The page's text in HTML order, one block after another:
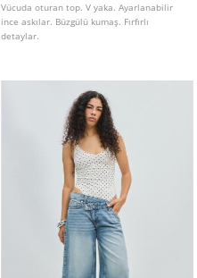
Vücuda oturan top. V yaka. Ayarlanabilir
ince askılar. Büzgülü kumaş. Fırfırlı
detaylar.